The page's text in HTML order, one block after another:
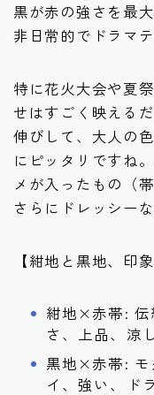
黒が赤の強さを最
非日常的でドラマ
特に花火大会や夏
せはすごく映える
伸びして、大人の
にピッタリですね
メが入ったもの（
さらにドレッシー
【紺地と黒地、印
紺地×赤帯: 伝
さ、上品、涼
黒地×赤帯: モ
イ、強い、ド